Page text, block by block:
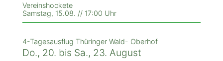
Vereinshockete
Samstag, 15.08. // 17:00 Uhr
4-Tagesausflug Thüringer Wald- Oberhof
Do., 20. bis Sa., 23. August